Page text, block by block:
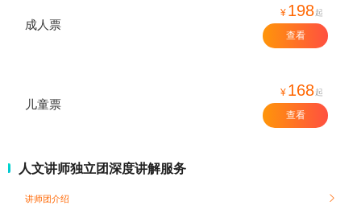
成人票
¥ 198起
查看
儿童票
¥ 168起
查看
人文讲师独立团深度讲解服务
讲师团介绍 